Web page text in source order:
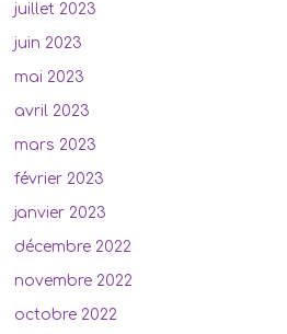
juillet 2023
juin 2023
mai 2023
avril 2023
mars 2023
février 2023
janvier 2023
décembre 2022
novembre 2022
octobre 2022